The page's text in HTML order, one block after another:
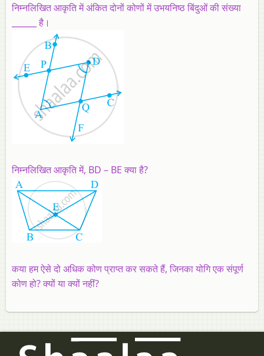
निम्नलिखित आकृति में अंकित दोनों कोणों में उभयनिष्ठ बिंदुओं की संख्या
______ है।
निम्नलिखित आकृति में, BD – BE क्या है?
कया हम ऐसे दो अधिक कोण प्राप्त कर सकते हैं, जिनका योगि एक संपूर्ण
कोण हो? क्यों या क्यों नहीं?